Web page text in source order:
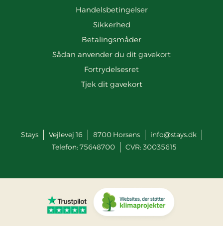
Handelsbetingelser
Sikkerhed
Betalingsmåder
Sådan anvender du dit gavekort
Fortrydelsesret
Tjek dit gavekort
Stays Vejlevej 16 8700 Horsens
info@stays.dk
Telefon: 75648700 CVR: 30035615
Gå til Trustpilot